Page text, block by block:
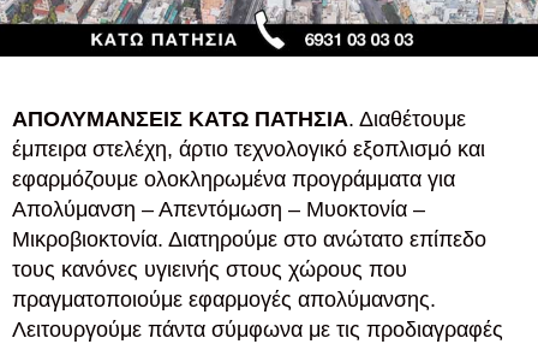
ΑΠΟΛΥΜΑΝΣΕΙΣ ΚΑΤΩ ΠΑΤΗΣΙΑ. Διαθέτουμε
έμπειρα στελέχη, άρτιο τεχνολογικό εξοπλισμό και
εφαρμόζουμε ολοκληρωμένα προγράμματα για
Απολύμανση – Απεντόμωση – Μυοκτονία –
Μικροβιοκτονία. Διατηρούμε στο ανώτατο επίπεδο
τους κανόνες υγιεινής στους χώρους που
πραγματοποιούμε εφαρμογές απολύμανσης.
Λειτουργούμε πάντα σύμφωνα με τις προδιαγραφές